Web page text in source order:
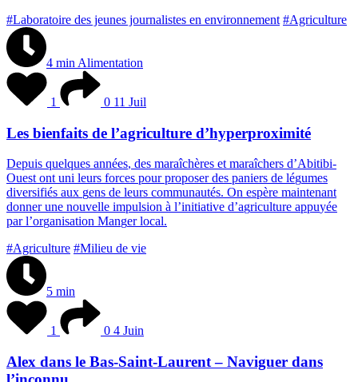
#Laboratoire des jeunes journalistes en environnement #Agriculture
4 min Alimentation
1 0 11 Juil
Les bienfaits de l’agriculture d’hyperproximité
Depuis quelques années, des maraîchères et maraîchers d’Abitibi-
Ouest ont uni leurs forces pour proposer des paniers de légumes
diversifiés aux gens de leurs communautés. On espère maintenant
donner une nouvelle impulsion à l’initiative d’agriculture appuyée
par l’organisation Manger local.
#Agriculture #Milieu de vie
5 min
1 0 4 Juin
Alex dans le Bas-Saint-Laurent – Naviguer dans